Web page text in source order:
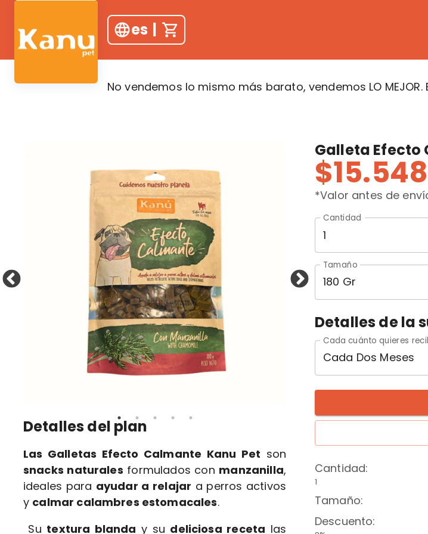
es |
No vendemos lo mismo más barato, vendemos LO
Detalles del plan
Las Galletas Efecto Calmante Kanu Pet son
snacks naturales formulados con manzanilla,
ideales para ayudar a relajar a perros activos
y calmar calambres estomacales.
Su textura blanda y su deliciosa receta las
Galleta Efecto
$15.548
*Valor antes de
Cantidad
Tamaño
180 Gr
Detalles de la
Cada cuánto quieres
Cada Dos Meses
Cantidad:
1
Tamaño:
Descuento: